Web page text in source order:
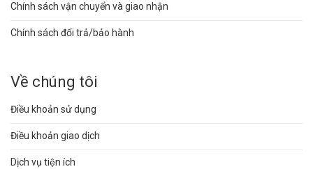
Chính sách vận chuyển và giao nhận
Chính sách đổi trả/bảo hành
Về chúng tôi
Điều khoản sử dụng
Điều khoản giao dịch
Dịch vụ tiện ích